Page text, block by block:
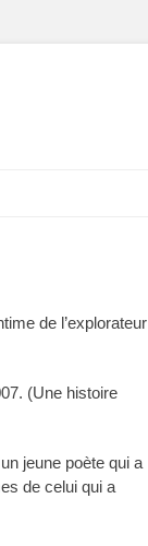
de l’explorateur
(Une histoire
jeune poète qui a
de celui qui a